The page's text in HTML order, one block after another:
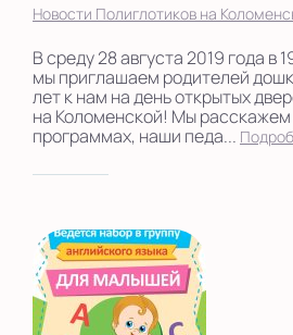
Новости Полиглотиков на
В среду 28 августа 2019 года в
мы приглашаем родителей
лет к нам на день открытых
на Коломенской! Мы
программах, наши педа...